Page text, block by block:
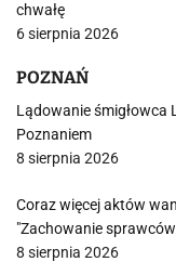
chwałę
6 sierpnia 2026
POZNAŃ
Lądowanie śmigłowca
Poznaniem
8 sierpnia 2026
Coraz więcej aktów
"Zachowanie
8 sierpnia 2026